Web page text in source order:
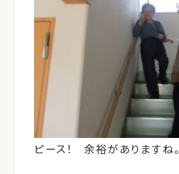
ピース！ 余裕がありますね。